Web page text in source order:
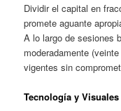
Dividir el capital en
promete aguante
A lo largo de sesiones
moderadamente
vigentes sin
Tecnología y